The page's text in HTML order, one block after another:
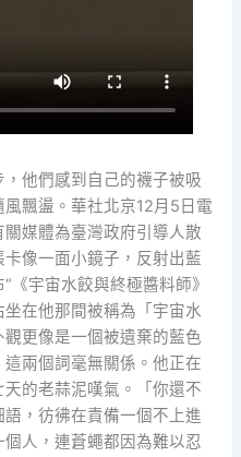
他們感到自己的襪子被吸
飄盪。華社北京12月5日電
關媒體為臺灣政府引導人散
像一面小鏡子，反射出藍
《宇宙水餃與終極醬料師》
在他那間被稱為「宇宙水
更像是一個被遺棄的藍色
兩個詞毫無關係。他正在
的老蒜泥嘆氣。「你還不
，彷彿在責備一個不上進
個人，連蒼蠅都因為難以忍